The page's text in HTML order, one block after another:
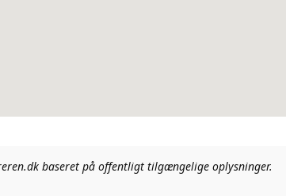
baseret på offentligt tilgængelige oplysninger.